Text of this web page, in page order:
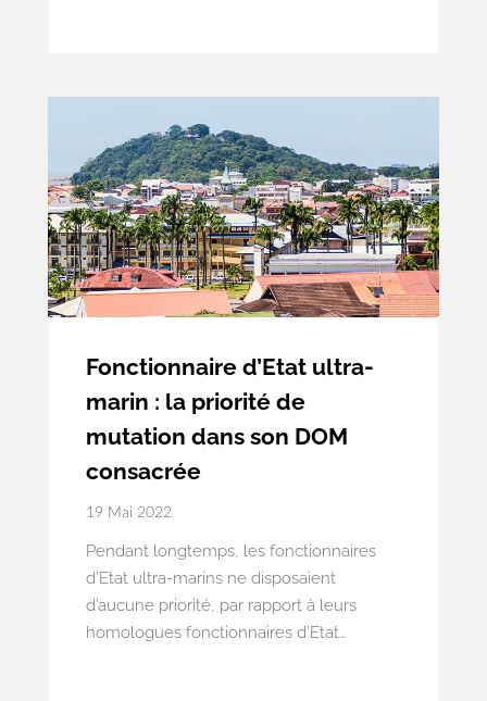
Fonctionnaire d’Etat ultra-
marin : la priorité de
mutation dans son DOM
consacrée
19 Mai 2022
Pendant longtemps, les fonctionnaires
d’Etat ultra-marins ne disposaient
d’aucune priorité, par rapport à leurs
homologues fonctionnaires d’Etat